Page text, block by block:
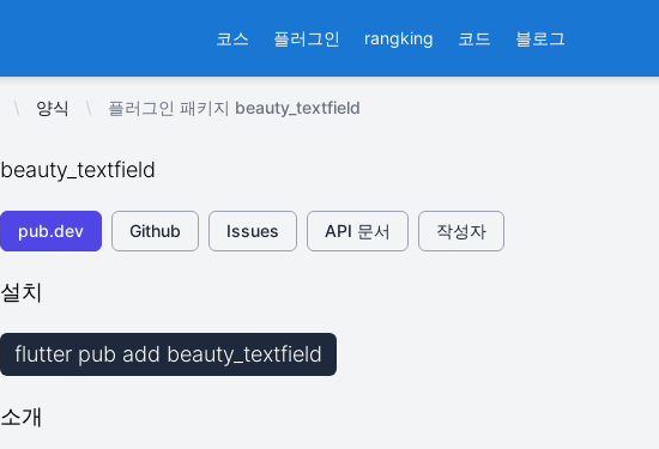
코스 플러그인 rangking 코드 블로그
양식 플러그인 패키지 beauty_textfield
beauty_textfield
pub.dev Github Issues API 문서 작성자
설치
flutter pub add beauty_textfield
소개